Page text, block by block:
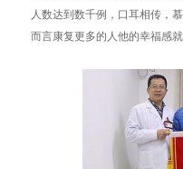
人数达到数千例，口耳相传，
而言康复更多的人他的幸福感就